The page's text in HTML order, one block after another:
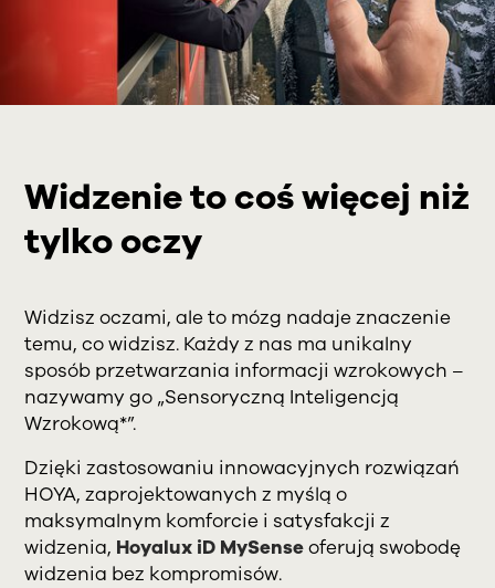
Widzenie to coś więcej niż
tylko oczy
Widzisz oczami, ale to mózg nadaje znaczenie
temu, co widzisz. Każdy z nas ma unikalny
sposób przetwarzania informacji wzrokowych –
nazywamy go „Sensoryczną Inteligencją
Wzrokową*”.
Dzięki zastosowaniu innowacyjnych rozwiązań
HOYA, zaprojektowanych z myślą o
maksymalnym komforcie i satysfakcji z
widzenia, Hoyalux iD MySenseoferują swobodę
widzenia bez kompromisów.